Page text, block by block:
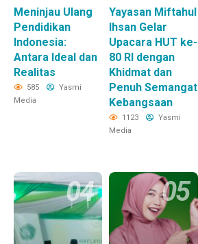
Meninjau Ulang
Pendidikan
Indonesia:
Antara Ideal dan
Realitas
585
Yasmi
Media
Yayasan Miftahul
Ihsan Gelar
Upacara HUT ke-
80 RI dengan
Khidmat dan
Penuh Semangat
Kebangsaan
1123
Yasmi
Media